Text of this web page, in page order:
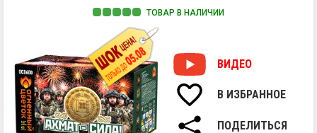
ТОВАР В НАЛИЧИИ
ВИДЕО
В ИЗБРАННОЕ
ПОДЕЛИТЬСЯ